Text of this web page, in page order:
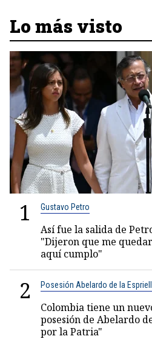
Lo más visto
1 Gustavo Petro
Así fue la salida de
"Dijeron que me
aquí cumplo"
2 Posesión Abelardo de la
Colombia tiene un
posesión de Abelardo
por la Patria"